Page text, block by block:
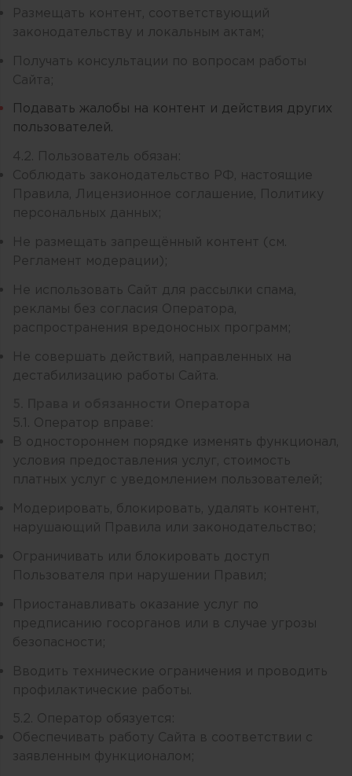
Размещать контент, соответствующий
законодательству и локальным актам;
Получать консультации по вопросам работы
Сайта;
Подавать жалобы на контент и действия других
пользователей.
4.2. Пользователь обязан:
Соблюдать законодательство РФ, настоящие
Правила, Лицензионное соглашение, Политику
персональных данных;
Не размещать запрещённый контент (см.
Регламент модерации);
Не использовать Сайт для рассылки спама,
рекламы без согласия Оператора,
распространения вредоносных программ;
Не совершать действий, направленных на
дестабилизацию работы Сайта.
5.1. Оператор вправе:
В одностороннем порядке изменять функционал,
условия предоставления услуг, стоимость
платных услуг с уведомлением пользователей;
Модерировать, блокировать, удалять контент,
нарушающий Правила или законодательство;
Ограничивать или блокировать доступ
Пользователя при нарушении Правил;
Приостанавливать оказание услуг по
предписанию госорганов или в случае угрозы
безопасности;
Вводить технические ограничения и проводить
профилактические работы.
5.2. Оператор обязуется:
Обеспечивать работу Сайта в соответствии с
заявленным функционалом;